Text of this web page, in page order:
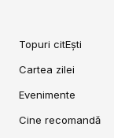
Topuri citEști
Cartea zilei
Evenimente
Cine recomandă